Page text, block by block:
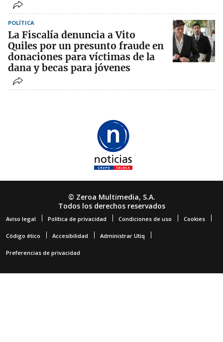
POLÍTICA
La Fiscalía denuncia a Vito
Quiles por un presunto fraude en
donaciones para víctimas de la
dana y becas para jóvenes
© Zeroa Multimedia, S.A.
Todos los derechos reservados
Aviso legal Política de privacidad Condiciones de uso Cookies
Código ético Accesibilidad Administrar Utiq
Preferencias de privacidad